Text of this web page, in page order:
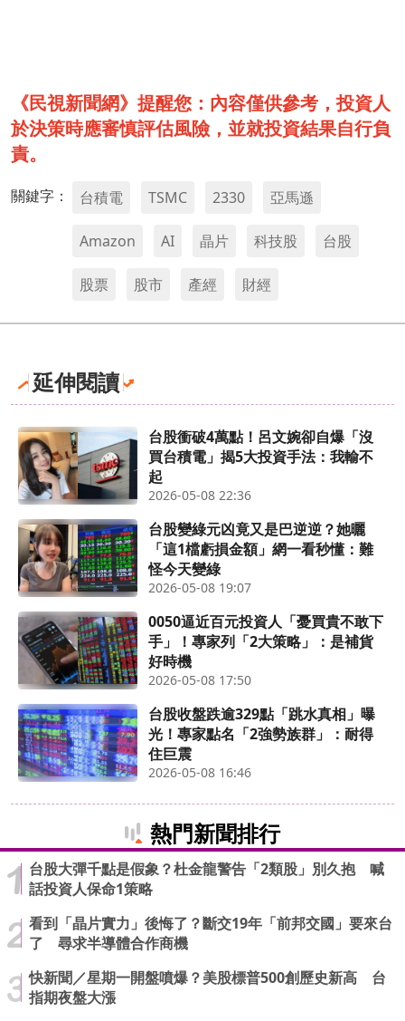
《民視新聞網》提醒您：內容僅供參考，投資人
於決策時應審慎評估風險，並就投資結果自行負
責。
關鍵字： 台積電 TSMC 2330 亞馬遜
Amazon AI 晶片 科技股 台股
股票 股市 產經 財經
延伸閱讀
台股衝破4萬點！呂文婉卻自爆「沒
買台積電」揭5大投資手法：我輸不
起
2026-05-08 22:36
台股變綠元凶竟又是巴逆逆？她曬
「這1檔虧損金額」網一看秒懂：難
怪今天變綠
2026-05-08 19:07
0050逼近百元投資人「憂買貴不敢下
手」！專家列「2大策略」：是補貨
好時機
2026-05-08 17:50
台股收盤跌逾329點「跳水真相」曝
光！專家點名「2強勢族群」：耐得
住巨震
2026-05-08 16:46
熱門新聞排行
台股大彈千點是假象？杜金龍警告「2類股」別久抱 喊
話投資人保命1策略
看到「晶片實力」後悔了？斷交19年「前邦交國」要來台
了 尋求半導體合作商機
快新聞／星期一開盤噴爆？美股標普500創歷史新高 台
指期夜盤大漲